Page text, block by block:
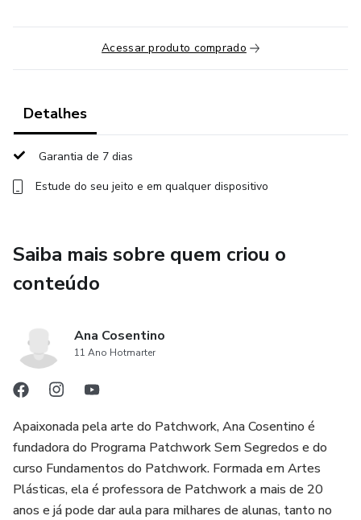
Acessar produto comprado
Detalhes
Garantia de 7 dias
Estude do seu jeito e em qualquer dispositivo
Saiba mais sobre quem criou o
conteúdo
Ana Cosentino
11 Ano Hotmarter
Apaixonada pela arte do Patchwork, Ana Cosentino é
fundadora do Programa Patchwork Sem Segredos e do
curso Fundamentos do Patchwork. Formada em Artes
Plásticas, ela é professora de Patchwork a mais de 20
anos e já pode dar aula para milhares de alunas, tanto no